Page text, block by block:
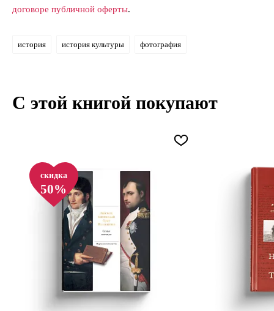
договоре публичной оферты.
история история культуры фотография
С этой книгой покупают
скидка
50%